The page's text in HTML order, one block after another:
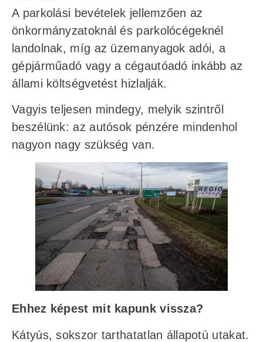
A parkolási bevételek jellemzően az
önkormányzatoknál és parkolócégeknél
landolnak, míg az üzemanyagok adói, a
gépjárműadó vagy a cégautóadó inkább az
állami költségvetést hizlalják.
Vagyis teljesen mindegy, melyik szintről
beszélünk: az autósok pénzére mindenhol
nagyon nagy szükség van.
Ehhez képest mit kapunk vissza?
Kátyús, sokszor tarthatatlan állapotú utakat.